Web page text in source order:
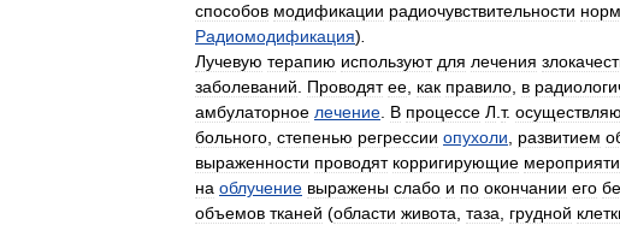
способов модификации радиочувствительности
Радиомодификация)
Лучевую терапию используют для лечения
заболеваний
Проводят ее как правило в
амбулаторное лечение В процессе Л т.
больного степенью регрессии опухоли развитием
выраженности проводят корригирующие
на облучение выражены слабо и по окончании его
объемов тканей (области живота таза грудной